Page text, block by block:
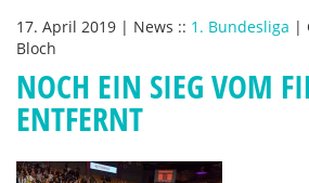
17. April 2019 | News :: 1. Bundesliga |
Bloch
NOCH EIN SIEG VOM
ENTFERNT